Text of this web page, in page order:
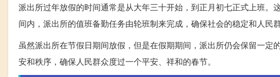
派出所过年放假的时间通常是从大年三十开始，到正月初七正式上班
间内，派出所的值班备勤任务由轮班制来完成，确保社会的稳定和人民群
虽然派出所在节假日期间放假，但是在假期期间，派出所仍会保留一
安和秩序，确保人民群众度过一个平安、祥和的春节。